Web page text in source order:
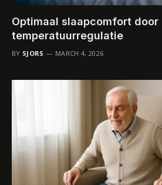
Optimaal slaapcomfort door
temperatuurregulatie
BY SJORS MARCH 4, 2026